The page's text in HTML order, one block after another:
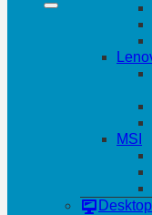
MSI